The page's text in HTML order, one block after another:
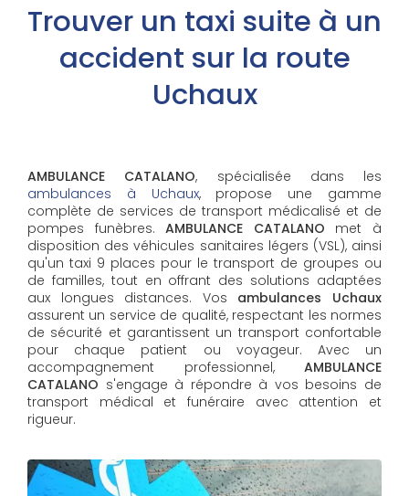
Trouver un taxi suite à un
accident sur la route
Uchaux
AMBULANCE CATALANO, spécialisée dans les
ambulances à Uchaux, propose une gamme
complète de services de transport médicalisé et de
pompes funèbres.AMBULANCE CATALANO met à
disposition des véhicules sanitaires légers (VSL), ainsi
qu'un taxi 9 places pour le transport de groupes ou
de familles, tout en offrant des solutions adaptées
aux longues distances. Vos ambulances Uchaux
assurent un service de qualité, respectant les normes
de sécurité et garantissent un transport confortable
pour chaque patient ou voyageur. Avec un
accompagnement professionnel, AMBULANCE
CATALANO s'engage à répondre à vos besoins de
transport médical et funéraire avec attention et
rigueur.